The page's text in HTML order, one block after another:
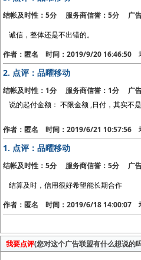
结帐及时性：5分 服务商信誉：5分 广
诚信，整体还是不出错的。
作者：匿名 时间：2019/9/20 16:46:50
2. 点评：品曜移动
结帐及时性：1分 服务商信誉：1分 广
说的起付金额： 不限金额 ,日付，其实不
作者：匿名 时间：2019/6/21 10:57:56
1. 点评：品曜移动
结帐及时性：5分 服务商信誉：5分 广
结算及时，信用很好希望能长期合作
作者：匿名 时间：2019/6/18 14:00:07
我要点评(您对这个广告联盟有什么想说的